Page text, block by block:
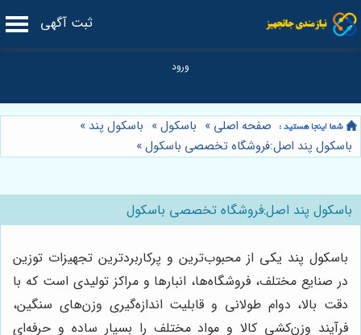
ثبت آگهی
صفحه اصلی » باسکول» باسکول پند »
باسکول پند اصل:فروشگاه تخصصی باسکول»
باسکول پند اصل:فروشگاه تخصصی باسکول
باسکول پند یکی از محبوب‌ترین و پرکاربردترین تجهیزات توزین
در صنایع مختلف، فروشگاه‌ها، انبارها و مراکز تولیدی است که با
دقت بالا، دوام طولانی و قابلیت اندازه‌گیری وزن‌های سنگین،
فرآیند وزن‌کشی کالا و مواد مختلف را بسیار ساده و حرفه‌ای